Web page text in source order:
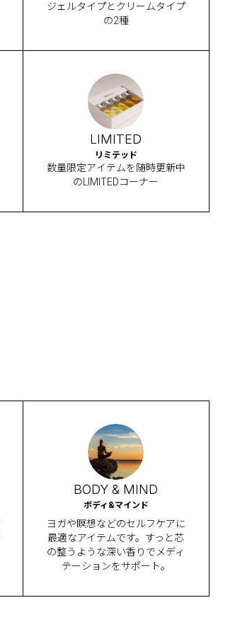
ジェルタイプとクリームタイプ
の2種
LIMITED
リミテッド
数量限定アイテムを随時更新中
のLIMITEDコーナー
BODY & MIND
ボディ&マインド
ヨガや瞑想などのセルフケアに
最適なアイテムです。すっと芯
の整うような深い香りでメディ
テーションをサポート。